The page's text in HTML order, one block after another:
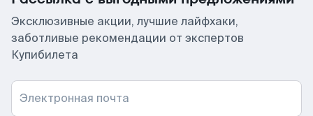
Эксклюзивные акции, лучшие лайфхаки,
заботливые рекомендации от экспертов
Купибилета
Электронная почта